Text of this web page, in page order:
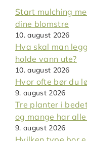
Start mulching
dine blomstre
10. august 2026
Hva skal man
holde vann ute?
10. august 2026
Hvor ofte bør du
9. august 2026
Tre planter i
og mange har
9. august 2026